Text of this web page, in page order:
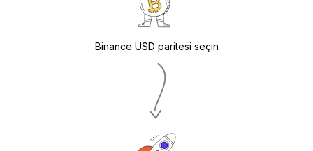
Binance USD paritesi seçin